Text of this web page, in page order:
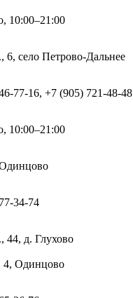
10:00–21:00
6, село Петрово-Дальнее
77-16, +7 (905) 721-48-48
10:00–21:00
34-74
44, д. Глухово
4, Одинцово